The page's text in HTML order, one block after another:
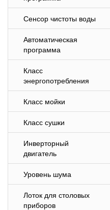
Сенсор чистоты воды
Автоматическая
программа
Класс
энергопотребления
Класс мойки
Класс сушки
Инверторный
двигатель
Уровень шума
Лоток для столовых
приборов